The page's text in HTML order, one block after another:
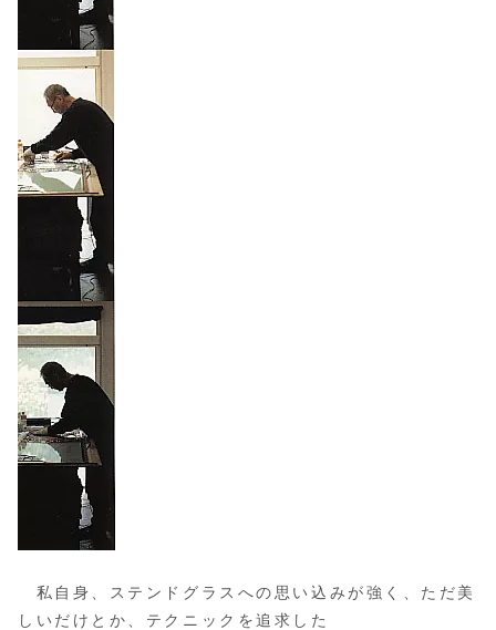
私自身、ステンドグラスへの思い込みが強く、ただ美
しいだけとか、テクニックを追求した